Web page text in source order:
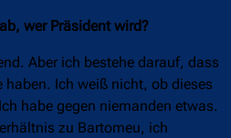
wer Präsident wird?
Aber ich bestehe darauf, dass
haben. Ich weiß nicht, ob dieses
habe gegen niemanden etwas.
zu Bartomeu, ich